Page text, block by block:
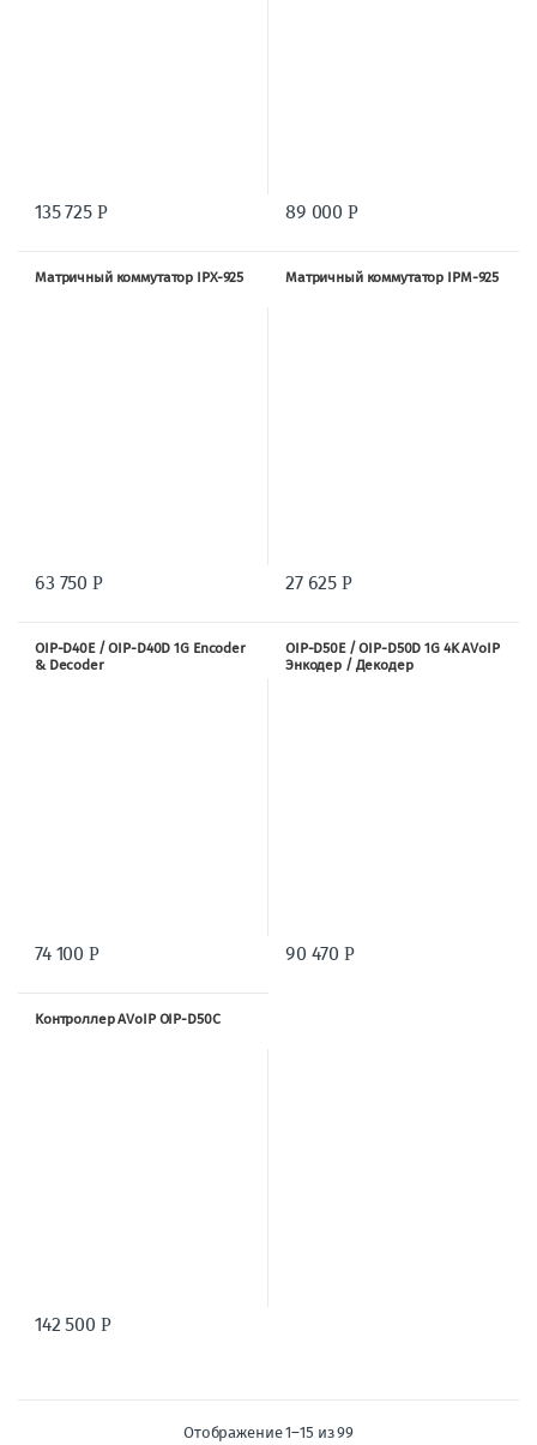
135 725 Р 89 000Р
Матричный коммутатор IPX-925
63 750Р
Матричный коммутатор IPM-925
27 625Р
OIP-D40E / OIP-D40D 1G Encoder
& Decoder
74 100Р
OIP-D50E / OIP-D50D 1G 4K AVoIP
Энкодер / Декодер
90 470Р
Контроллер AVoIP OIP-D50C
142 500 Р
Отображение 1–15 из 99